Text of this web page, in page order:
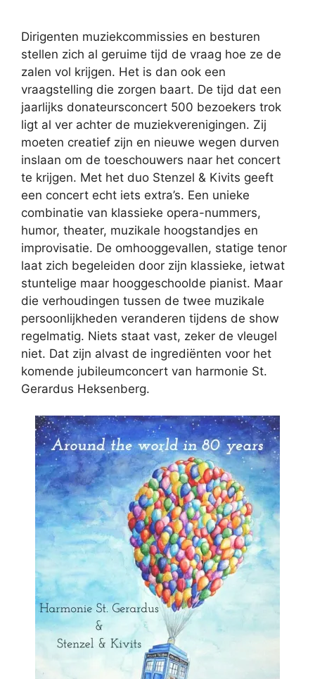
Dirigenten muziekcommissies en besturen
stellen zich al geruime tijd de vraag hoe ze de
zalen vol krijgen. Het is dan ook een
vraagstelling die zorgen baart. De tijd dat een
jaarlijks donateursconcert 500 bezoekers trok
ligt al ver achter de muziekverenigingen. Zij
moeten creatief zijn en nieuwe wegen durven
inslaan om de toeschouwers naar het concert
te krijgen. Met het duo Stenzel & Kivits geeft
een concert echt iets extra’s. Een unieke
combinatie van klassieke opera-nummers,
humor, theater, muzikale hoogstandjes en
improvisatie. De omhooggevallen, statige tenor
laat zich begeleiden door zijn klassieke, ietwat
stuntelige maar hooggeschoolde pianist. Maar
die verhoudingen tussen de twee muzikale
persoonlijkheden veranderen tijdens de show
regelmatig. Niets staat vast, zeker de vleugel
niet. Dat zijn alvast de ingrediënten voor het
komende jubileumconcert van harmonie St.
Gerardus Heksenberg.